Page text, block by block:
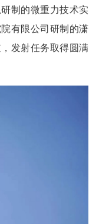
制的微重力技术实
有限公司研制的潇
发射任务取得圆满